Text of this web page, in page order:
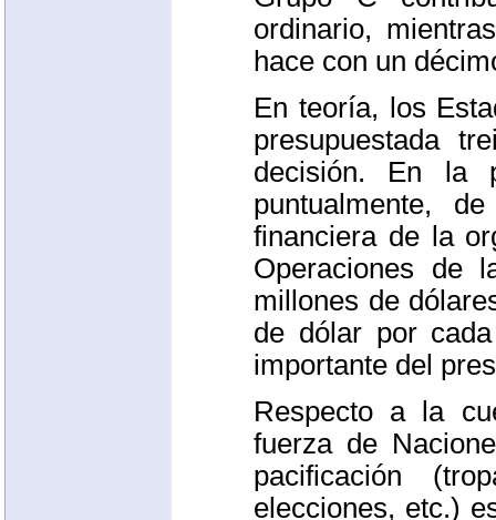
ordinario,
hace con un
En teoría, los
presupuestada
decisión. En la
puntualmente,
financiera de la
Operaciones de
millones de
de dólar por
importante del
Respecto a la
fuerza de
pacificación
elecciones, etc.)